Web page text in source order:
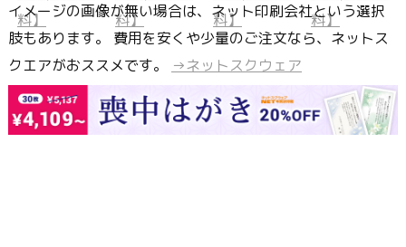
イメージの画像が無い場合は、ネット印刷会社という選択
肢もあります。 費用を安くや少量のご注文なら、ネットス
クエアがおススメです。
→ネットスクウェア